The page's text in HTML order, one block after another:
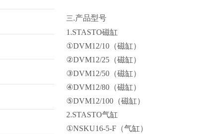
三.产品型号
1.STASTO磁缸
①DVM12/10（磁缸）
②DVM12/25（磁缸）
③DVM12/50（磁缸）
④DVM12/80（磁缸）
⑤DVM12/100（磁缸）
2.STASTO气缸
①NSKU16-5-F（气缸）